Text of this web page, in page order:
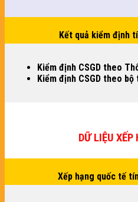
Kết quả kiểm định
Kiểm định CSGD theo
Kiểm định CSGD theo
DỮ LIỆU
Xếp hạng quốc tế